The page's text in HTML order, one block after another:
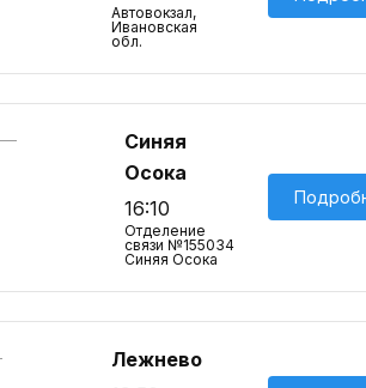
Автовокзал,
Ивановская
обл.
Синяя
Осока
16:10
Отделение
связи №155034
Синяя Осока
Лежнево